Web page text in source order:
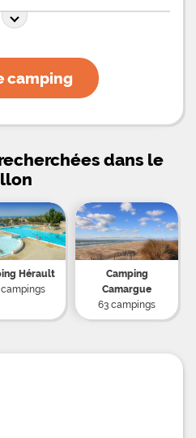
camping
dans le
Hérault
campings
Camping
Camargue
63 campings